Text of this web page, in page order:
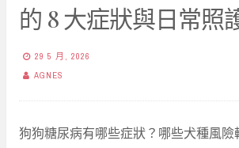
的 8 大症狀與日常照
29 5 月, 2026
AGNES
狗狗糖尿病有哪些症狀？哪些犬種風